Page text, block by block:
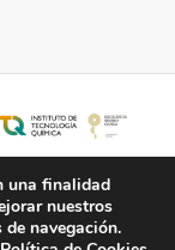
una finalidad
nuestros
navegación.